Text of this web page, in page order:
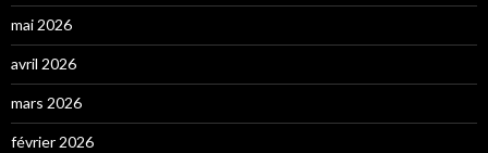
mai 2026
avril 2026
mars 2026
février 2026